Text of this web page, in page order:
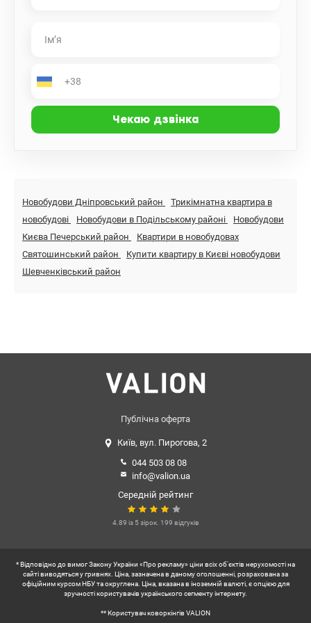
Олеся Гончара, Золоті ворота, Пейзажна алея, Київський
гарне місце для Життя, вона Вам сподобається, рекомендую!
Бабенко; valion.ua/1122540
Новобудови Дніпровський район
Трикімнатна квартира в
новобудові
Новобудови в Подільському районі
Новобудови
Києва Печерський район
Квартири в новобудовах
Святошинський район
Купити квартиру в Києві новобудови
Шевченківський район
Публічна оферта
Київ, вул. Пирогова, 2
044 503 08 08
info@valion.ua
Середній рейтинг
4.89 із 5 зірок. 199 відгуків
* Відповідно до вимог Закону України «Про рекламу» ціни всіх об'єктів нерухомості на
сайті виводяться у гривнях. Ціна, зазначена в даному оголошенні, розрахована за
офіційним курсом НБУ та округлена. Ціна, вказана в іноземній валюті, є опцією для
зручності користувачів українського сегменту інтернету.
** Користувач коворкінгів VALION